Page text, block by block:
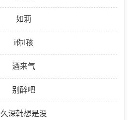
如莉
i你!孩
酒来气
别醉吧
久深韩想是没